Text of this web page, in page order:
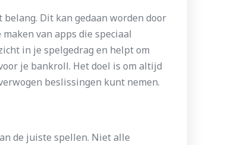
Dit kan gedaan worden door
van apps die speciaal
in je spelgedrag en helpt om
je bankroll. Het doel is om altijd
beslissingen kunt nemen.
de juiste spellen. Niet alle